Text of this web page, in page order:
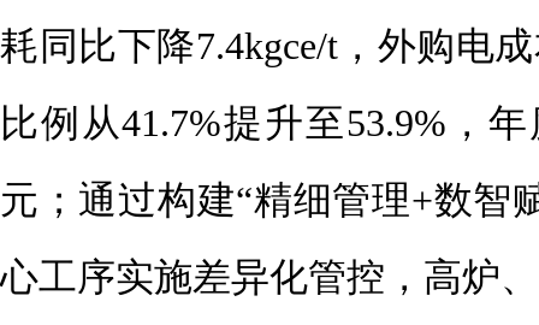
耗同比下降7.4kgce/t，外购电
比例从41.7%提升至53.9%，
元；通过构建“精细管理+数智
心工序实施差异化管控，高炉